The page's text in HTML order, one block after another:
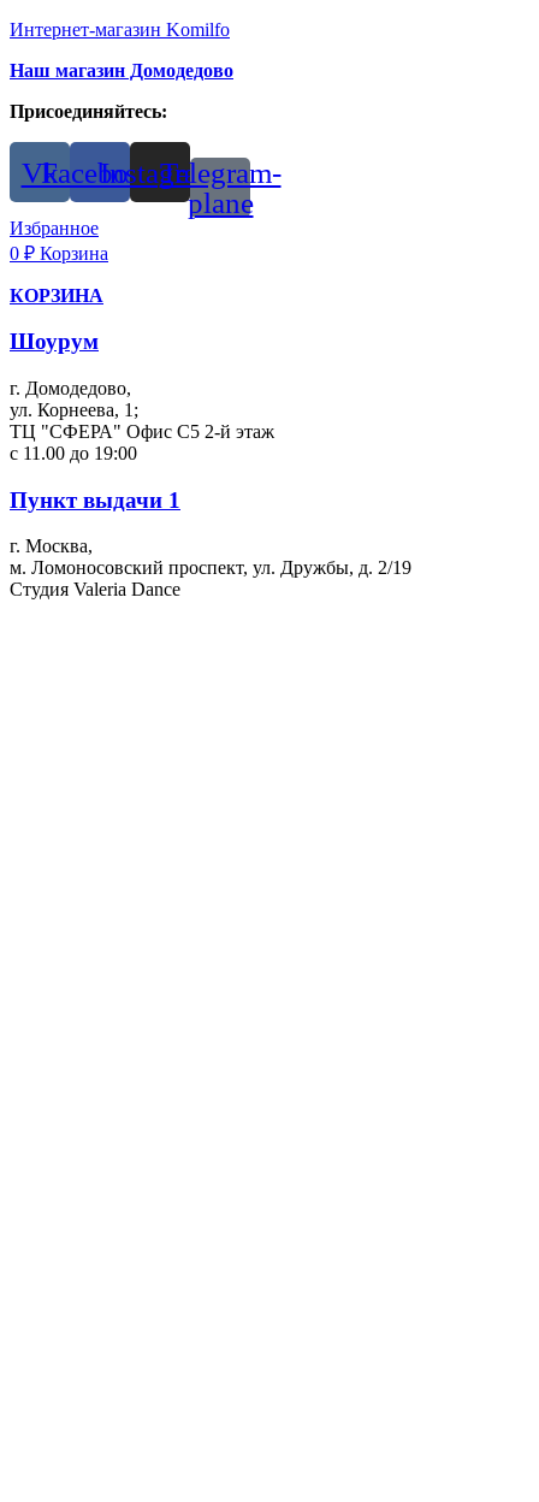
Интернет-магазин Komilfo
Наш магазин Домодедово
Присоединяйтесь:
VkFacebookInstagramTelegram-
plane
Избранное
0 ₽ Корзина
КОРЗИНА
Шоурум
г. Домодедово,
ул. Корнеева, 1;
ТЦ "СФЕРА" Офис С5 2-й этаж
с 11.00 до 19:00
Пункт выдачи 1
г. Москва,
м. Ломоносовский проспект, ул. Дружбы, д. 2/19
Студия Valeria Dance